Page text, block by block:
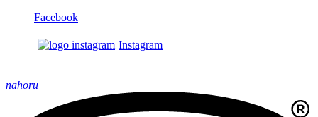
Facebook
Instagram
nahoru